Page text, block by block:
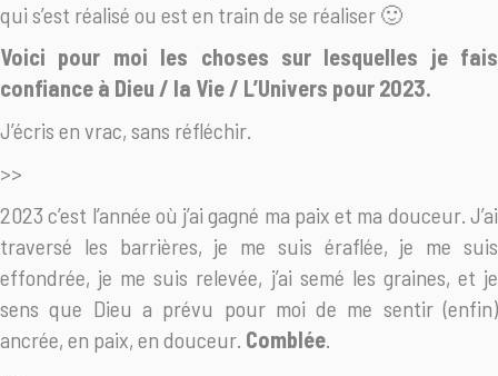
qui s’est réalisé ou est en train de se réaliser 🙂
Voici pour moi les choses sur lesquelles je fais
confiance à Dieu / la Vie / L’Univers pour 2023.
J’écris en vrac, sans réfléchir.
>>
2023 c’est l’année où j’ai gagné ma paix et ma douceur. J’ai
traversé les barrières, je me suis éraflée, je me suis
effondrée, je me suis relevée, j’ai semé les graines, et je
sens que Dieu a prévu pour moi de me sentir (enfin)
ancrée, en paix, en douceur. Comblée.